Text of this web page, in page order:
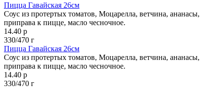
Пицца Гавайская 26см
Соус из протертых томатов, Моцарелла, ветчина, ананасы,
приправа к пицце, масло чесночное.
14.40 р
330/470 г
Пицца Гавайская 26см
Соус из протертых томатов, Моцарелла, ветчина, ананасы,
приправа к пицце, масло чесночное.
14.40 р
330/470 г